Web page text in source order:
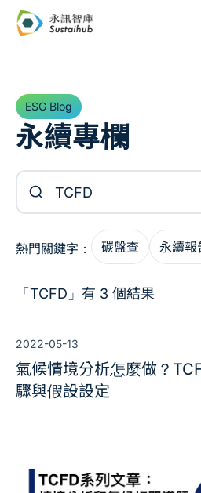
跳至主內容
ESG Blog
永續專欄
搜尋文章
熱門關鍵字： 碳盤查 永續報
「TCFD」有 3 個結果
2022-05-13
氣候情境分析怎麼做？
驟與假設設定